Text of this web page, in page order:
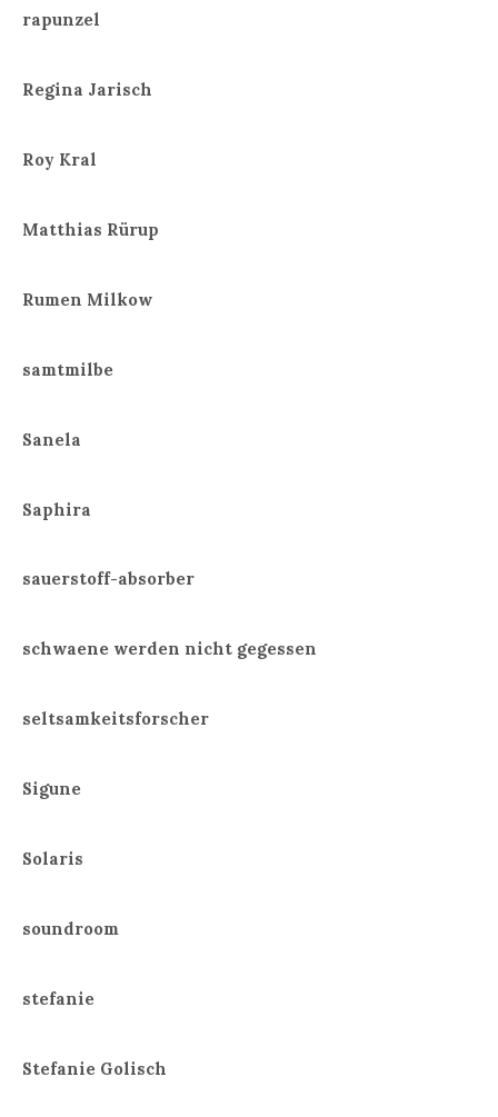
rapunzel
Regina Jarisch
Roy Kral
Matthias Rürup
Rumen Milkow
samtmilbe
Sanela
Saphira
sauerstoff-absorber
schwaene werden nicht gegessen
seltsamkeitsforscher
Sigune
Solaris
soundroom
stefanie
Stefanie Golisch